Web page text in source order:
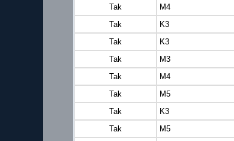
Tak
M4
Tak
K3
Tak
K3
Tak
M3
Tak
M4
Tak
M5
Tak
K3
Tak
M5